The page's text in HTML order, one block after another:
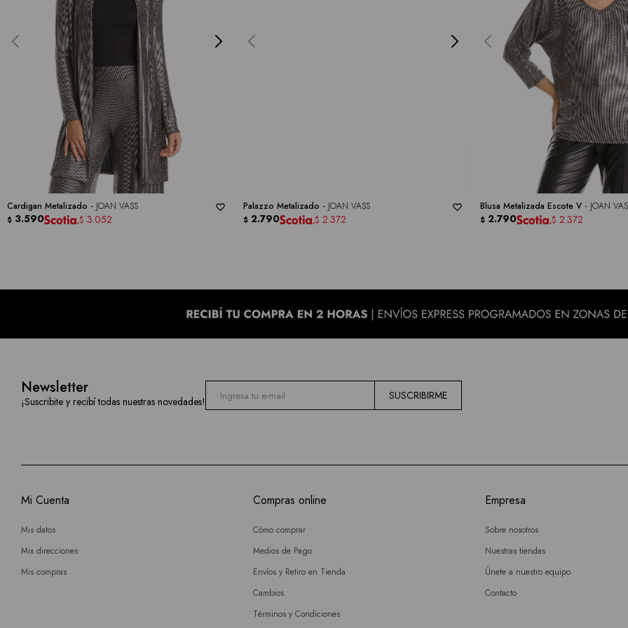
Cardigan Metalizado - JOAN VASS
$ 3.590 $ 3.052
Palazzo Metalizado - JOAN VASS
$ 2.790 $ 2.372
Blusa Metalizada Escote V - JOAN
$ 2.790 $ 2.372
Newsletter
¡Suscribite y recibí todas nuestras novedades! SUSCRIBIRME
Mi Cuenta
Mis datos
Mis direcciones
Mis compras
Compras online
Cómo comprar
Medios de Pago
Envíos y Retiro en Tienda
Cambios
Términos y Condiciones
Empresa
Sobre nosotros
Nuestras tiendas
Únete a nuestro equipo
Contacto